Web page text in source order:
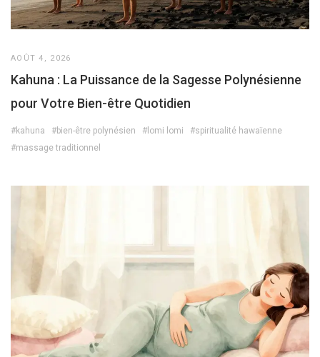
AOÛT 4, 2026
Kahuna : La Puissance de la Sagesse Polynésienne
pour Votre Bien-être Quotidien
#kahuna #bien-être polynésien #lomi lomi
#spiritualité hawaïenne
#massage traditionnel